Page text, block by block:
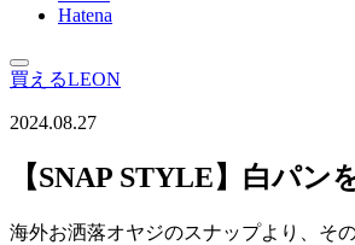
Hatena
買えるLEON
2024.08.27
【SNAP STYLE】白パ
海外お洒落オヤジのスナップより、そ